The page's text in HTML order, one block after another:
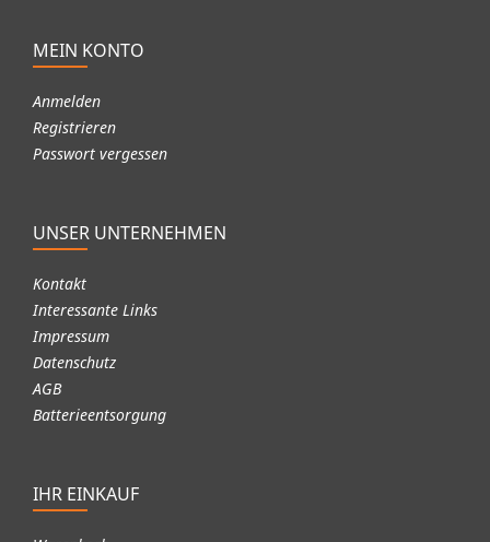
MEIN KONTO
Anmelden
Registrieren
Passwort vergessen
UNSER UNTERNEHMEN
Kontakt
Interessante Links
Impressum
Datenschutz
AGB
Batterieentsorgung
IHR EINKAUF